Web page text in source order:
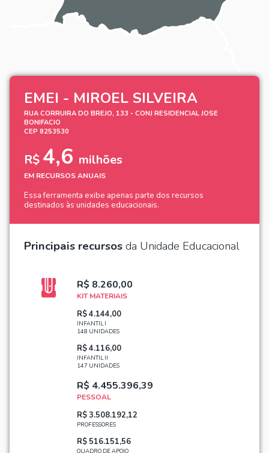
EMEI - MIROEL SILVEIRA
RUA CORRUIRA DO BREJO, 133 - CONJ RESIDENCIAL JOSE
BONIFACIO
CEP 8253530
R$ 4,6 milhões
EM RECURSOS ANUAIS
Essa ferramenta exibe apenas parte dos recursos
destinados às unidades educacionais.
Principais recursosda Unidade Educacional
R$ 8.260,00
KIT MATERIAIS
R$ 4.144,00
INFANTIL I
148 UNIDADES
R$ 4.116,00
INFANTIL II
147 UNIDADES
R$ 4.455.396,39
PESSOAL
R$ 3.508.192,12
PROFESSORES
R$ 516.151,56
QUADRO DE APOIO